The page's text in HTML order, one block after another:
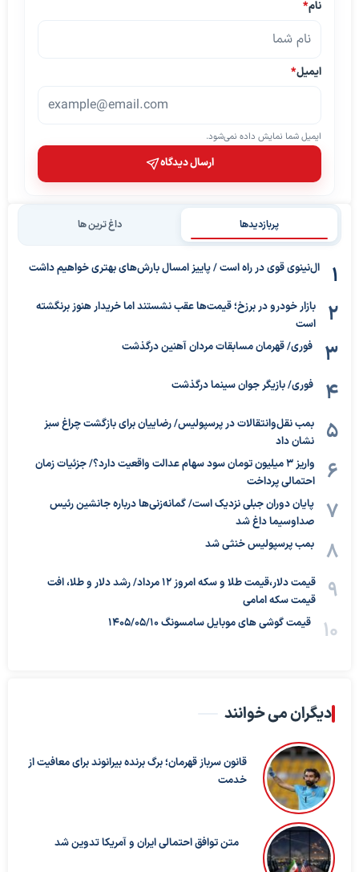
نام*
ایمیل*
ایمیل شما نمایش داده نمی‌شود.
ارسال دیدگاه
پربازدیدها داغ ترین ها
ال‌نینوی قوی در راه است / پاییز امسال بارش‌های بهتری خواهیم داشت
بازار خودرو در برزخ؛ قیمت‌ها عقب نشستند اما خریدار هنوز برنگشته
است
فوری/ قهرمان مسابقات مردان آهنین درگذشت
فوری/ بازیگر جوان سینما درگذشت
بمب نقل‌وانتقالات در پرسپولیس/ رضاییان برای بازگشت چراغ سبز
نشان داد
واریز ۳ میلیون تومان سود سهام عدالت واقعیت دارد؟/ جزئیات زمان
احتمالی پرداخت
پایان دوران جبلی نزدیک است/ گمانه‌زنی‌ها درباره جانشین رئیس
صداوسیما داغ شد
بمب پرسپولیس خنثی شد
قیمت دلار،قیمت طلا و سکه امروز ۱۲ مرداد/ رشد دلار و طلا، افت
قیمت سکه امامی
قیمت گوشی های موبایل سامسونگ 1405/05/10
دیگران می خوانند
قانون سرباز قهرمان؛ برگ برنده بیرانوند برای معافیت از
خدمت
متن توافق احتمالی ایران و آمریکا تدوین شد